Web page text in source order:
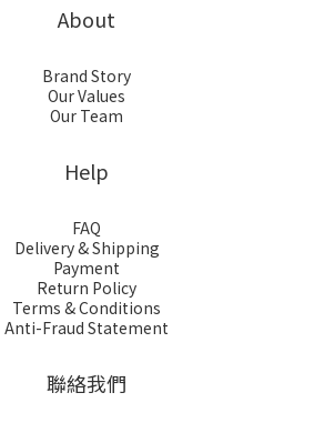
About
Brand Story
Our Values
Our Team
Help
FAQ
Delivery & Shipping
Payment
Return Policy
Terms & Conditions
Anti-Fraud Statement
聯絡我們